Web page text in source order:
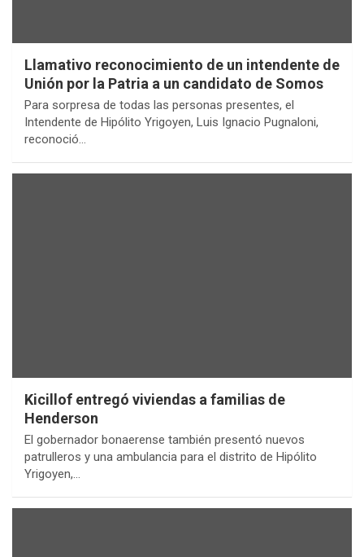
Llamativo reconocimiento de un intendente de
Unión por la Patria a un candidato de Somos
Para sorpresa de todas las personas presentes, el
Intendente de Hipólito Yrigoyen, Luis Ignacio Pugnaloni,
reconoció…
Kicillof entregó viviendas a familias de
Henderson
El gobernador bonaerense también presentó nuevos
patrulleros y una ambulancia para el distrito de Hipólito
Yrigoyen,…